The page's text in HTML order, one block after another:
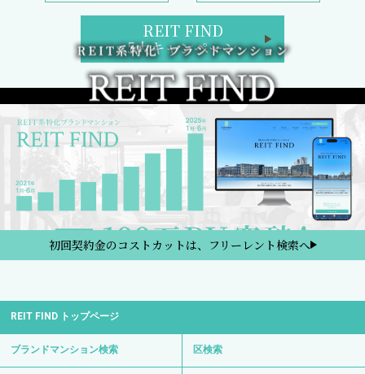
REIT FIND
5大キャンペーン
初回契約金のコストカットは、フリーレント検索へ
REIT FIND トップページ
ブランドマンション検索 区検索